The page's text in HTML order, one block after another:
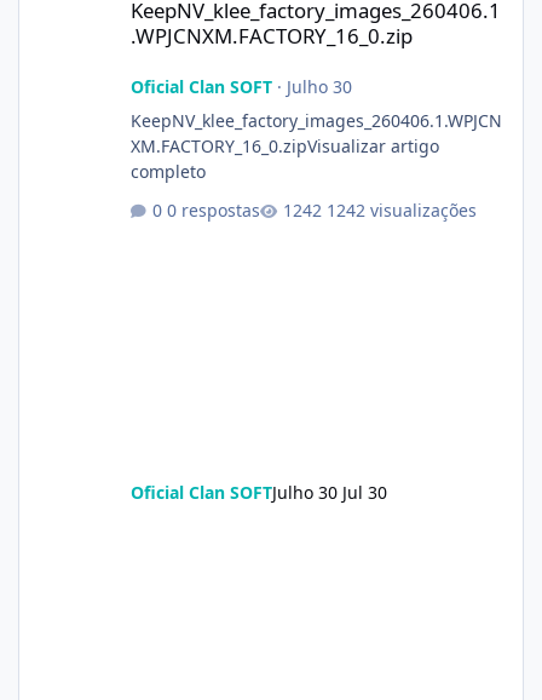
KeepNV_klee_factory_images_260406.1
.WPJCNXM.FACTORY_16_0.zip
Oficial Clan SOFT· Julho 30
KeepNV_klee_factory_images_260406.1.WPJCN
XM.FACTORY_16_0.zipVisualizar artigo
completo
0 respostas
1242 visualizações
Oficial Clan SOFTJulho 30 Jul 30